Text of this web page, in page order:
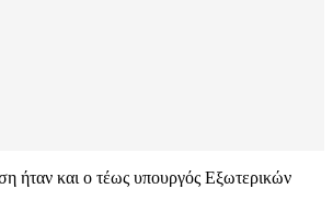
ήταν και ο τέως υπουργός Εξωτερικών